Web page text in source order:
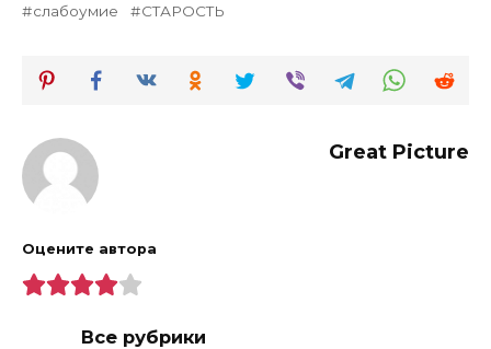
слабоумие
СТАРОСТЬ
Great Picture
Оцените автора
Все рубрики